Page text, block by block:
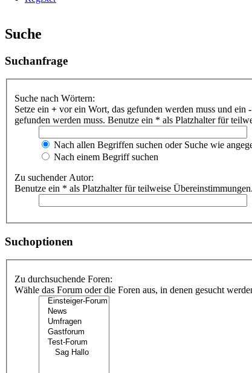
Suche
Suchanfrage
Suche nach Wörtern:
Setze ein + vor ein Wort, das gefunden werden muss und ein -
gefunden werden muss. Benutze ein * als Platzhalter für
Nach allen Begriffen suchen oder Suche wie
Nach einem Begriff suchen
Zu suchender Autor:
Benutze ein * als Platzhalter für teilweise Übereinstimmungen.
Suchoptionen
Zu durchsuchende Foren:
Wähle das Forum oder die Foren aus, in denen gesucht